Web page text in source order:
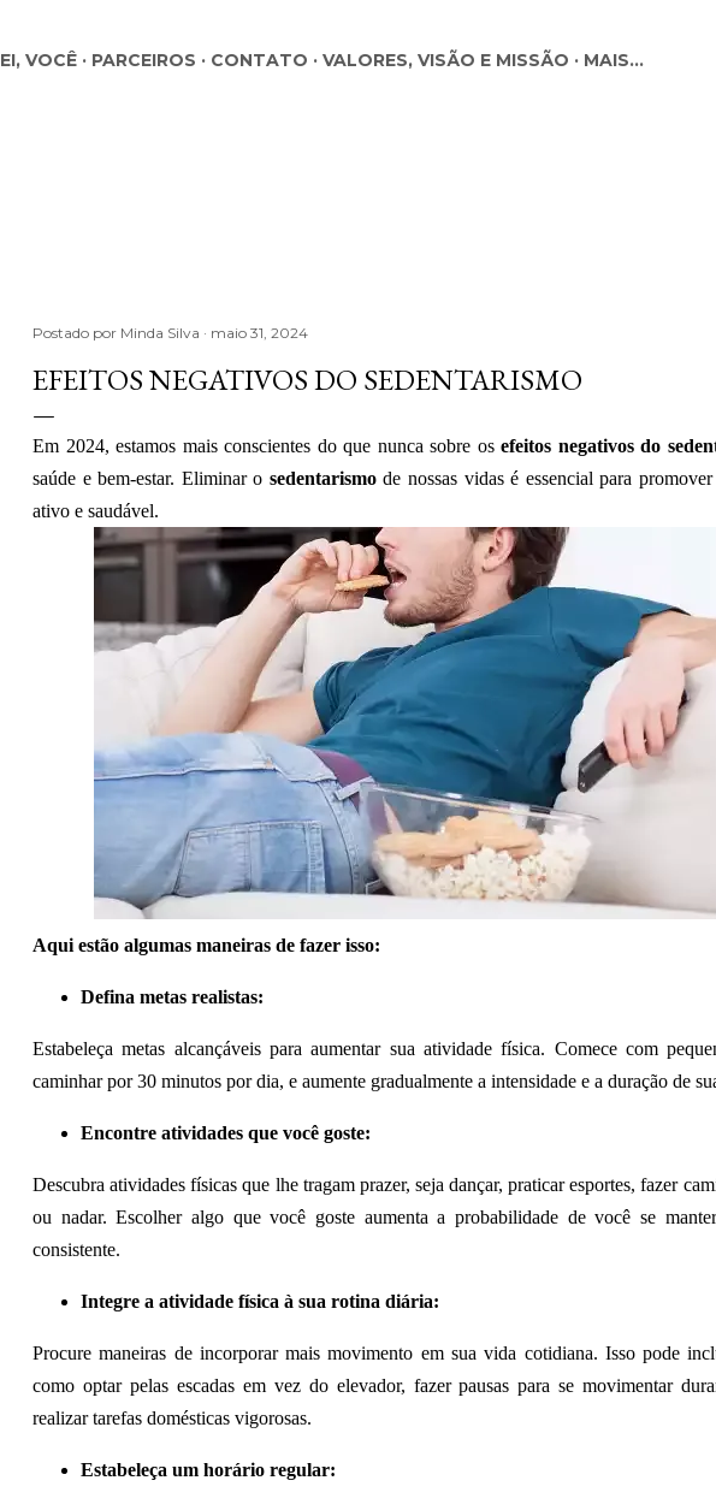
EI, VOCÊ PARCEIROS CONTATO VALORES, VISÃO E MISSÃO MAIS…
Postado por Minda Silva maio 31, 2024
EFEITOS NEGATIVOS DO SEDENTARISMO
Em 2024, estamos mais conscientes do que nunca sobre osefeitos negativos do
saúde e bem-estar. Eliminar o sedentarismode nossas vidas é essencial para
ativo e saudável.
Aqui estão algumas maneiras de fazer isso:
Defina metas realistas:
Estabeleça metas alcançáveis ​​para aumentar sua atividade física. Comece com
caminhar por 30 minutos por dia, e aumente gradualmente a intensidade e a duração de
Encontre atividades que você goste:
Descubra atividades físicas que lhe tragam prazer, seja dançar, praticar esportes, fazer
ou nadar. Escolher algo que você goste aumenta a probabilidade de você se
consistente.
Integre a atividade física à sua rotina diária:
Procure maneiras de incorporar mais movimento em sua vida cotidiana. Isso pode
como optar pelas escadas em vez do elevador, fazer pausas para se movimentar
realizar tarefas domésticas vigorosas.
Estabeleça um horário regular: